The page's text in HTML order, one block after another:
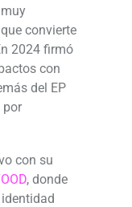
convierte
2024 firmó
con
del EP
por
con su
, donde